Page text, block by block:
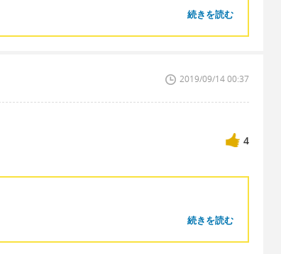
続きを読む
2019/09/14 00:37
4
続きを読む